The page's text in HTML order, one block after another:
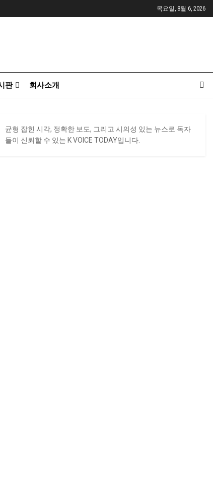
목요일, 8월 6, 2026
판 회사소개
균형 잡힌 시각, 정확한 보도, 그리고 시의성 있는 뉴스로 독자
들이 신뢰할 수 있는 K VOICE TODAY입니다.